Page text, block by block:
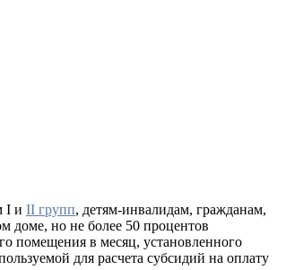
I и II групп, детям-инвалидам, гражданам,
доме, но не более 50 процентов
помещения в месяц, установленного
для расчета субсидий на оплату